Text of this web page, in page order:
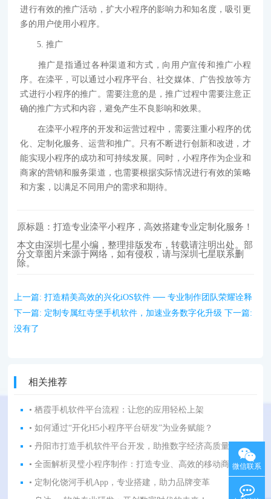
进行有效的推广活动，扩大小程序的影响力和知名度，吸引更
多的用户使用小程序。
5. 推广
推广是指通过各种渠道和方式，向用户宣传和推广小程
序。在滦平，可以通过小程序平台、社交媒体、广告投放等方
式进行小程序的推广。需要注意的是，推广过程中需要注意正
确的推广方式和内容，避免产生不良影响和效果。
在滦平小程序的开发和运营过程中，需要注重小程序的优
化、定制化服务、运营和推广。只有不断进行创新和改进，才
能实现小程序的成功和可持续发展。同时，小程序作为企业和
商家的营销和服务渠道，也需要根据实际情况进行有效的策略
和方案，以满足不同用户的需求和期待。
原标题：打造专业滦平小程序，高效搭建专业定制化服务！
本文由深圳七星小编，整理排版发布，转载请注明出处。部
分文章图片来源于网络，如有侵权，请与深圳七星联系删
除。
上一篇:打造精美高效的兴化iOS软件 ── 专业制作团队荣耀诠释
下一篇: 定制专属红寺堡手机软件，加速业务数字化升级 下一篇:
没有了
相关推荐
• 栖霞手机软件平台流程：让您的应用轻松上架
• 如何通过“开化H5小程序平台研发”为业务赋能？
• 丹阳市打造手机软件平台开发，助推数字经济高质量发展
• 全面解析灵璧小程序制作：打造专业、高效的移动商务平台
• 定制化饶河手机App，专业搭建，助力品牌变革
微信联系